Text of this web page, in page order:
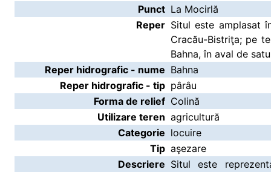
Punct La Mocirlă
Reper Situl este amplasat
Cracău-Bistriţa; pe
Bahna, în aval de
Reper hidrografic - nume Bahna
Reper hidrografic - tip pârâu
Forma de relief Colină
Utilizare teren agricultură
Categorie locuire
Tip aşezare
Descriere Situl este